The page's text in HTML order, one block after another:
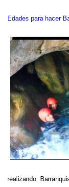
Edades para hacer
realizando